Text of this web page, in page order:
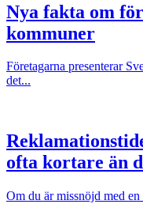
Nya fakta om
kommuner
Företagarna presenterar
det...
ofta kortare än
Om du är missnöjd med